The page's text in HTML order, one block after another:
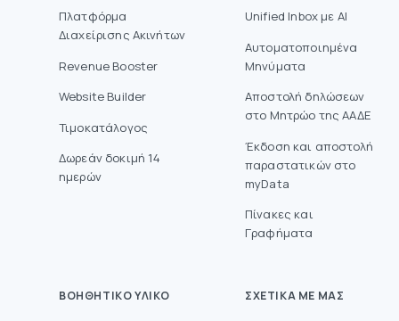
Πλατφόρμα
Διαχείρισης Ακινήτων
Revenue Booster
Website Builder
Τιμοκατάλογος
Δωρεάν δοκιμή 14
ημερών
Unified Inbox με AI
Αυτοματοποιημένα
Μηνύματα
Aποστολή δηλώσεων
στο Mητρώο της ΑΑΔΕ
Έκδοση και αποστολή
παραστατικών στο
myData
Πίνακες και
Γραφήματα
ΒΟΗΘΗΤΙΚΌ ΥΛΙΚΌ ΣΧΕΤΙΚΆ ΜΕ ΜΑΣ